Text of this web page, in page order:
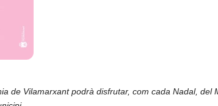
de Vilamarxant podrà disfrutar, com cada Nadal, del